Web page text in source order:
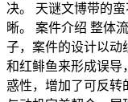
决。 天谜文博带的
晰。 案件介绍 整体
子，案件的设计以动
和红鲱鱼来形成误导
惑性，增加了可反转